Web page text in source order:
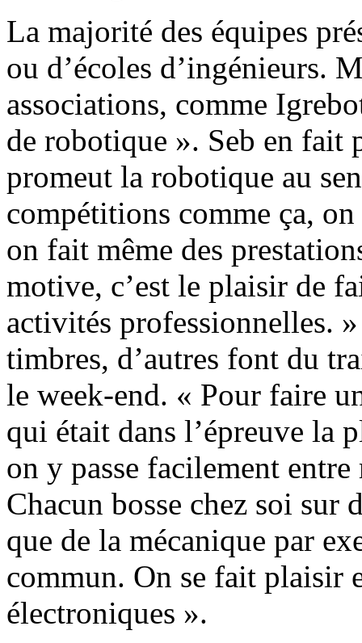
La majorité des équipes
ou d’écoles d’ingénieurs.
associations, comme
de robotique ». Seb en fait
promeut la robotique au
compétitions comme ça, on
on fait même des
motive, c’est le plaisir de
activités professionnelles.
timbres, d’autres font du
le week-end. « Pour faire
qui était dans l’épreuve la
on y passe facilement
Chacun bosse chez soi sur
que de la mécanique par
commun. On se fait plaisir
électroniques ».